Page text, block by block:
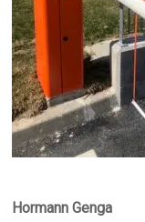
Hormann Genga